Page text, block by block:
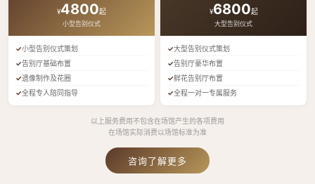
¥4800起
小型告别仪式
小型告别仪式策划
告别厅基础布置
遗像制作及花圈
全程专人陪同指导
¥6800起
大型告别仪式
大型告别仪式策划
告别厅豪华布置
鲜花告别厅布置
全程一对一专属服务
以上服务费用不包含在场馆产生的各项费用
在场馆实际消费以场馆标准为准
咨询了解更多